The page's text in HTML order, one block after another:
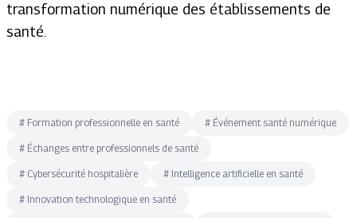
transformation numérique des établissements de
santé.
# Formation professionnelle en santé # Événement santé numérique
# Échanges entre professionnels de santé
# Cybersécurité hospitalière # Intelligence artificielle en santé
# Innovation technologique en santé